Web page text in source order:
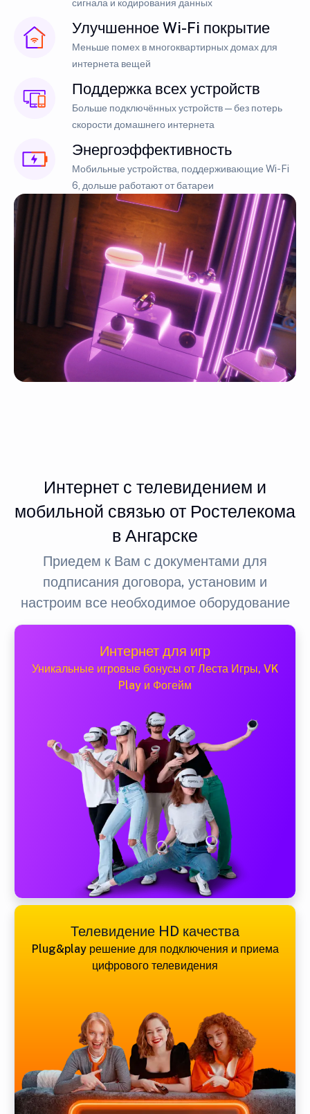
сигнала и кодирования данных
Улучшенное Wi-Fi покрытие
Меньше помех в многоквартирных домах для
интернета вещей
Поддержка всех устройств
Больше подключённых устройств — без потерь
скорости домашнего интернета
Энергоэффективность
Мобильные устройства, поддерживающие Wi-Fi
6, дольше работают от батареи
Интернет с телевидением и
мобильной связью от Ростелекома
в Ангарске
Приедем к Вам с документами для
подписания договора, установим и
настроим все необходимое оборудование
Интернет для игр
Уникальные игровые бонусы от Леста Игры, VK
Play и Фогейм
Телевидение HD качества
Plug&play решение для подключения и приема
цифрового телевидения